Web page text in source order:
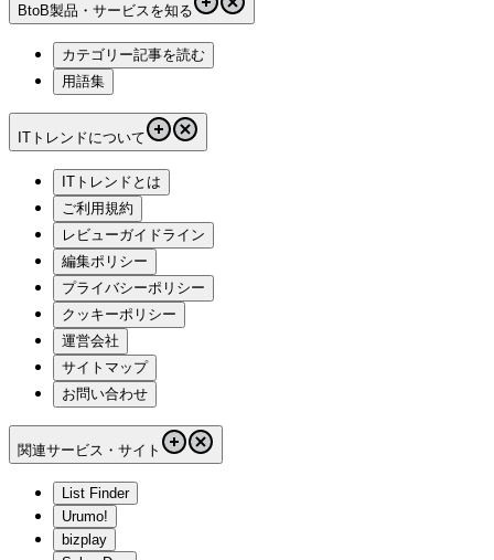
BtoB製品・サービスを知る
カテゴリー記事を読む
用語集
ITトレンドについて
ITトレンドとは
ご利用規約
レビューガイドライン
編集ポリシー
プライバシーポリシー
クッキーポリシー
運営会社
サイトマップ
お問い合わせ
関連サービス・サイト
List Finder
Urumo!
bizplay